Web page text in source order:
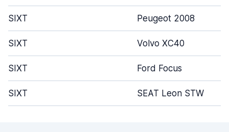
SIXT Peugeot 2008
SIXT Volvo XC40
SIXT Ford Focus
SIXT SEAT Leon STW